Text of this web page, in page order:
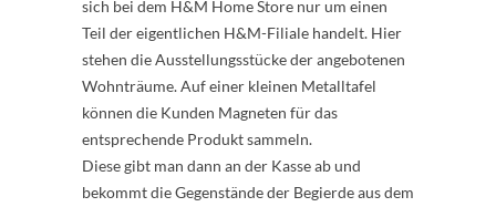
sich bei dem H&M Home Store nur um einen
Teil der eigentlichen H&M-Filiale handelt. Hier
stehen die Ausstellungsstücke der angebotenen
Wohnträume. Auf einer kleinen Metalltafel
können die Kunden Magneten für das
entsprechende Produkt sammeln.
Diese gibt man dann an der Kasse ab und
bekommt die Gegenstände der Begierde aus dem